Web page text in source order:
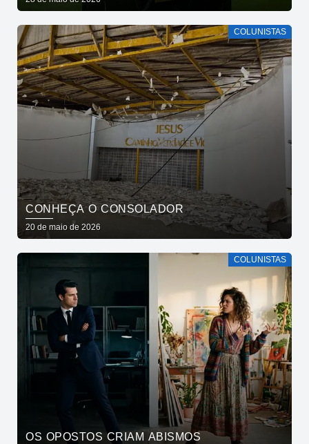
COLUNISTAS
CONHEÇA O CONSOLADOR
20 de maio de 2026
COLUNISTAS
OS OPOSTOS CRIAM ABISMOS